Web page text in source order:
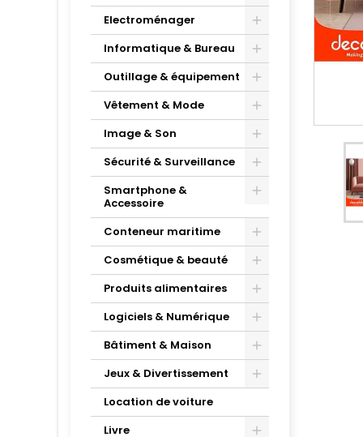
Electroménager
Informatique & Bureau
Outillage & équipement
Vêtement & Mode
Image & Son
Sécurité & Surveillance
Smartphone &
Accessoire
Conteneur maritime
Cosmétique & beauté
Produits alimentaires
Logiciels & Numérique
Bâtiment & Maison
Jeux & Divertissement
Location de voiture
Livre